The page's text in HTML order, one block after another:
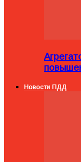
Новости ПДД